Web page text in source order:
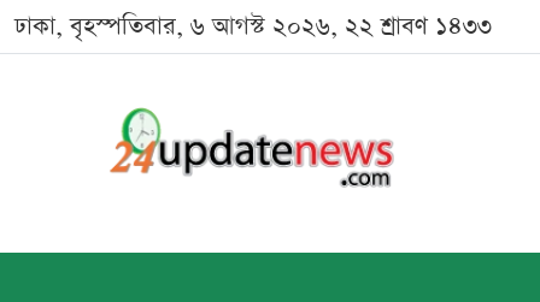
ঢাকা, বৃহস্পতিবার, ৬ আগস্ট ২০২৬, ২২ শ্রাবণ ১৪৩৩